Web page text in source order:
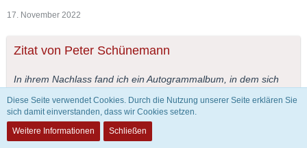
17. November 2022
Zitat von Peter Schünemann
In ihrem Nachlass fand ich ein Autogrammalbum, in dem sich
1960 befand. Da unterzeichnete sie ganz deutlich zu sehen mit
Rut Siewert.
Diese Seite verwendet Cookies. Durch die Nutzung unserer Seite erklären Sie
sich damit einverstanden, dass wir Cookies setzen.
Weitere Informationen
Schließen